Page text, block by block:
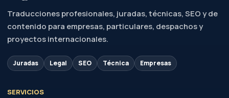
Traducciones profesionales, juradas, técnicas, SEO y de
contenido para empresas, particulares, despachos y
proyectos internacionales.
Juradas Legal SEO Técnica Empresas
SERVICIOS